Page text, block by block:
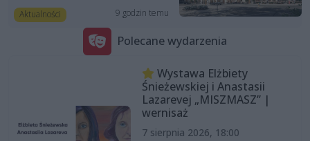
Aktualności 9 godzin temu
Polecane wydarzenia
Wystawa Elżbiety
Śnieżewskiej i Anastasii
Lazarevej „MISZMASZ” |
wernisaż
7 sierpnia 2026, 18:00